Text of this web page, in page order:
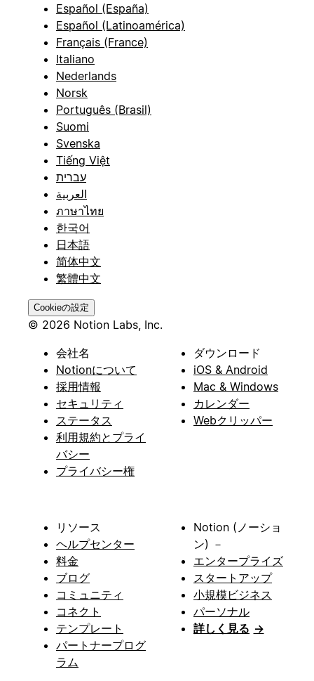
Español (España)
Español (Latinoamérica)
Français (France)
Italiano
Nederlands
Norsk
Português (Brasil)
Suomi
Svenska
Tiếng Việt
עברית
العربية
ภาษาไทย
한국어
日本語
简体中文
繁體中文
Cookieの設定
© 2026 Notion Labs, Inc.
会社名
Notionについて
採用情報
セキュリティ
ステータス
利用規約とプライ
バシー
プライバシー権
ダウンロード
iOS & Android
Mac & Windows
カレンダー
Webクリッパー
リソース
ヘルプセンター
料金
ブログ
コミュニティ
コネクト
テンプレート
パートナープログ
ラム
Notion (ノーショ
ン) －
エンタープライズ
スタートアップ
小規模ビジネス
パーソナル
詳しく見る →